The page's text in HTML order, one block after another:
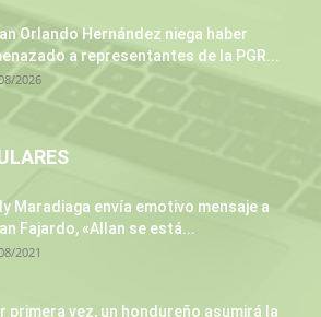
Orlando Hernández niega haber
a representantes de la PGR...
2026
Maradiaga envía emotivo mensaje a
Fajardo, «Allan se está...
2021
primera vez, un hondureño asumirá la